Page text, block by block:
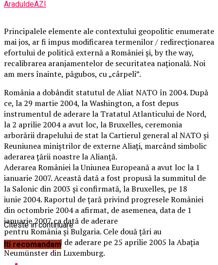
AraduldeAZI
Principalele elemente ale contextului geopolitic enumerate
mai jos, ar fi impus modificarea termenilor / redirecţionarea
efortului de politică externă a României şi, by the way,
recalibrarea aranjamentelor de securitatea naţională. Noi
am mers înainte, păgubos, cu „cârpeli”.
România a dobândit statutul de Aliat NATO în 2004. După
ce, la 29 martie 2004, la Washington, a fost depus
instrumentul de aderare la Tratatul Atlanticului de Nord,
la 2 aprilie 2004 a avut loc, la Bruxelles, ceremonia
arborării drapelului de stat la Cartierul general al NATO şi
Reuniunea miniştrilor de externe Aliaţi, marcând simbolic
aderarea ţării noastre la Alianţă.
Aderarea României la Uniunea Europeană a avut loc la 1
ianuarie 2007. Această dată a fost propusă la summitul de
la Salonic din 2003 și confirmată, la Bruxelles, pe 18
iunie 2004. Raportul de țară privind progresele României
din octombrie 2004 a afirmat, de asemenea, data de 1
ianuarie 2007 ca dată de aderare
pentru România și Bulgaria. Cele două țări au
semnat Tratatul de aderare pe 25 aprilie 2005 la Abația
Neumünster din Luxemburg.
Citeste in continuare
Iti recomandam